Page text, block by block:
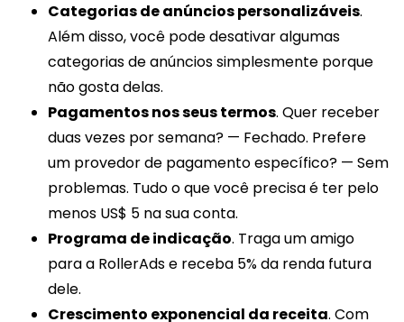
Categorias de anúncios personalizáveis.
Além disso, você pode desativar algumas
categorias de anúncios simplesmente porque
não gosta delas.
Pagamentos nos seus termos. Quer receber
duas vezes por semana? — Fechado. Prefere
um provedor de pagamento específico? — Sem
problemas. Tudo o que você precisa é ter pelo
menos US$ 5 na sua conta.
Programa de indicação. Traga um amigo
para a RollerAds e receba 5% da renda futura
dele.
Crescimento exponencial da receita. Com